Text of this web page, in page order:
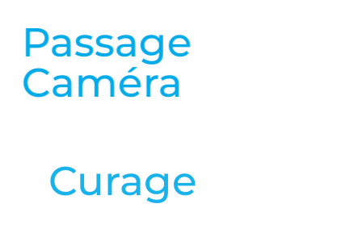
Passage
Caméra
Curage